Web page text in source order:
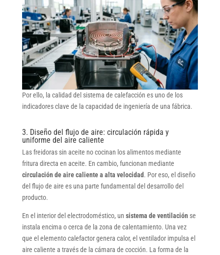
Por ello, la calidad del sistema de calefacción es uno de los
indicadores clave de la capacidad de ingeniería de una fábrica.
3. Diseño del flujo de aire: circulación rápida y
uniforme del aire caliente
Las freidoras sin aceite no cocinan los alimentos mediante
fritura directa en aceite. En cambio, funcionan mediante
circulación de aire caliente a alta velocidad. Por eso, el diseño
del flujo de aire es una parte fundamental del desarrollo del
producto.
En el interior del electrodoméstico, un sistema de ventilaciónse
instala encima o cerca de la zona de calentamiento. Una vez
que el elemento calefactor genera calor, el ventilador impulsa el
aire caliente a través de la cámara de cocción. La forma de la